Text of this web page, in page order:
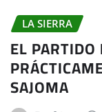
LA SIERRA
EL
SAJOMA